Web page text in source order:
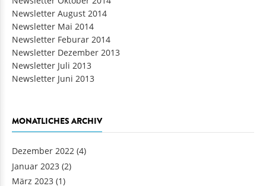
Newsletter August 2014
Newsletter Mai 2014
Newsletter Feburar 2014
Newsletter Dezember 2013
Newsletter Juli 2013
Newsletter Juni 2013
März 2023
(1)